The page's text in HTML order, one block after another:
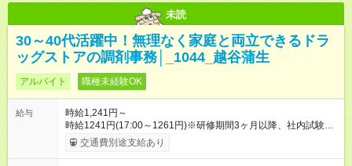
未読
30～40代活躍中！無理なく家庭と両立できるドラ
ッグストアの調剤事務│_1044_越谷蒲生
アルバイト 職種未経験OK
給与
時給1,241円～
時給1241円(17:00～1261円)※研修期間3ヶ月以降、社内試験に
よる更新判定あり 社内試験合格後、時給＋50～100円の昇給あ
り （大学生は＋20円） 試用期間あり：入社日から3ヶ月間／本
交通費別途支給あり